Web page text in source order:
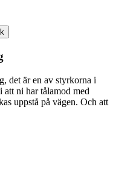
det är en av styrkorna i
ni har tålamod med
uppstå på vägen. Och att